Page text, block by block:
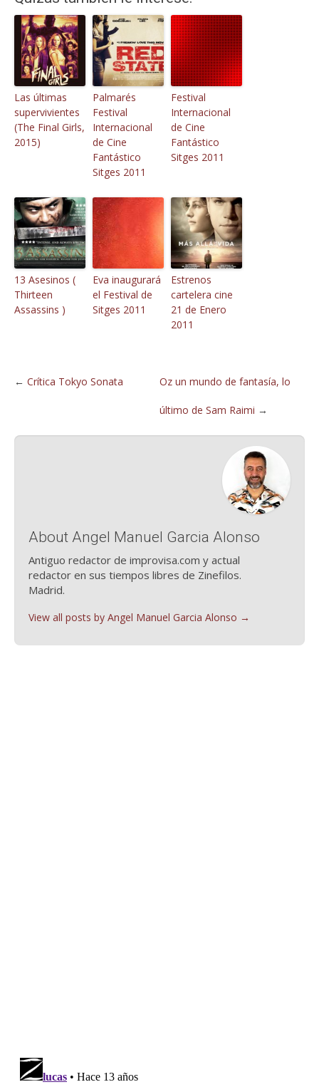
Las últimas
supervivientes
(The Final Girls,
2015)
Palmarés
Festival
Internacional
de Cine
Fantástico
Sitges 2011
Festival
Internacional
de Cine
Fantástico
Sitges 2011
13 Asesinos (
Thirteen
Assassins )
Eva inaugurará
el Festival de
Sitges 2011
Estrenos
cartelera cine
21 de Enero
2011
Oz un mundo de fantasía, lo
último de Sam Raimi →
← Crítica Tokyo Sonata
About Angel Manuel Garcia Alonso
Antiguo redactor de improvisa.com y actual
redactor en sus tiempos libres de Zinefilos.
Madrid.
View all posts by Angel Manuel Garcia Alonso →